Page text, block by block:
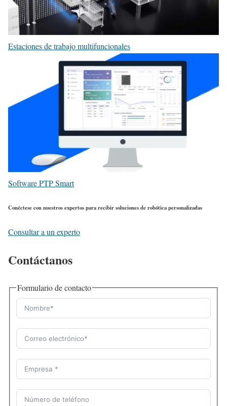
Estaciones de trabajo multifuncionales
Software PTP Smart
Conéctese con nuestros expertos para recibir soluciones de robótica personalizadas
Consultar a un experto
Contáctanos
Formulario de contacto